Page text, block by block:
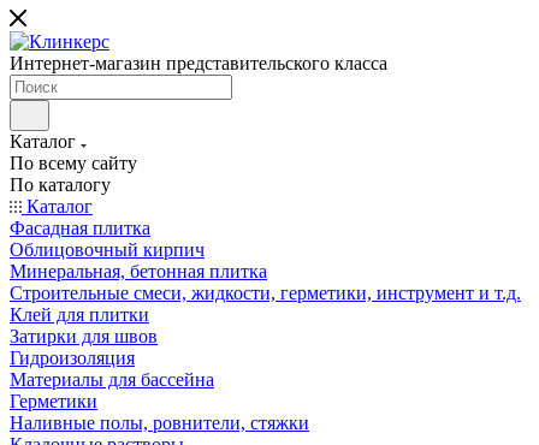
Интернет-магазин представительского класса
Каталог
По всему сайту
По каталогу
Каталог
Фасадная плитка
Облицовочный кирпич
Минеральная, бетонная плитка
Строительные смеси, жидкости, герметики, инструмент и т.д.
Клей для плитки
Затирки для швов
Гидроизоляция
Материалы для бассейна
Герметики
Наливные полы, ровнители, стяжки